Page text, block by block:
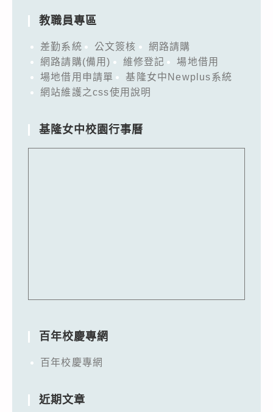
教職員專區
差勤系統 公文簽核
網路請購
網路請購(備用)
維修登記
場地借用
場地借用申請單
基隆女中Newplus系統
網站維護之css使用說明
基隆女中校園行事曆
百年校慶專網
百年校慶專網
近期文章